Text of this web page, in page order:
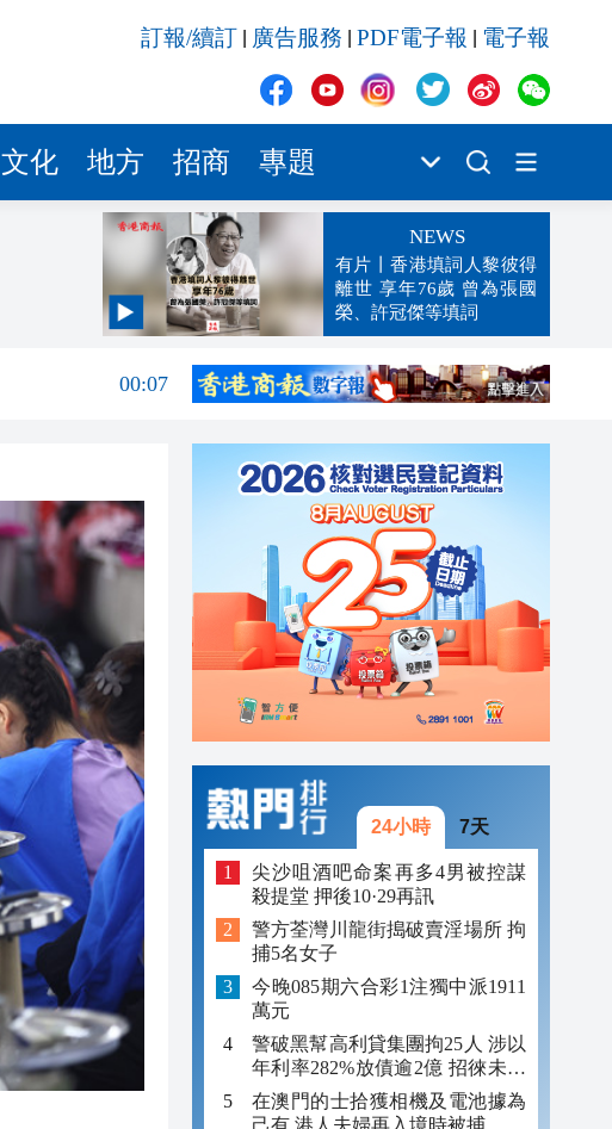
訂報/續訂 廣告服務 PDF電子報 電子報
文化 地方 招商 專題
NEWS
有片丨香港填詞人黎彼得
離世 享年76歲 曾為張國
榮、許冠傑等填詞
00:19
00:07
23:17
23:12
23:00
24小時 7天
尖沙咀酒吧命案再多4男被控謀
殺提堂 押後10·29再訊
警方荃灣川龍街搗破賣淫場所 拘
捕5名女子
今晚085期六合彩1注獨中派1911
萬元
警破黑幫高利貸集團拘25人 涉以
年利率282%放債逾2億 招徠未成
年追數
在澳門的士拾獲相機及電池據為